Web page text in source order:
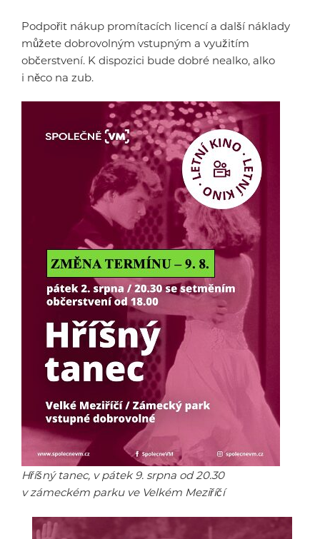
Podpořit nákup promítacích licencí a další náklady
můžete dobrovolným vstupným a využitím
občerstvení. K dispozici bude dobré nealko, alko
i něco na zub.
Hříšný tanec, v pátek 9. srpna od 20.30
v zámeckém parku ve Velkém Meziříčí